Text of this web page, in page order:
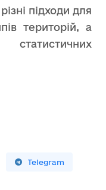
підходи для
територій, а
У Telegram